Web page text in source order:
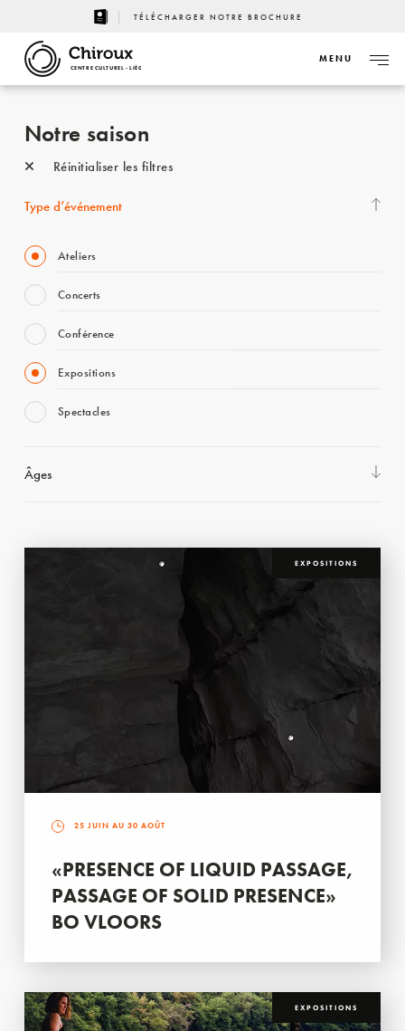
TÉLÉCHARGER NOTRE BROCHURE
CENTRE CULTUREL - LIÈGE
MENU
Notre saison
Réinitialiser les filtres
Type d’événement
Ateliers
Concerts
Conférence
Expositions
Spectacles
Âges
EXPOSITIONS
25 JUIN AU 30 AOÛT
«PRESENCE OF LIQUID PASSAGE,
PASSAGE OF SOLID PRESENCE»
BO VLOORS
EXPOSITIONS